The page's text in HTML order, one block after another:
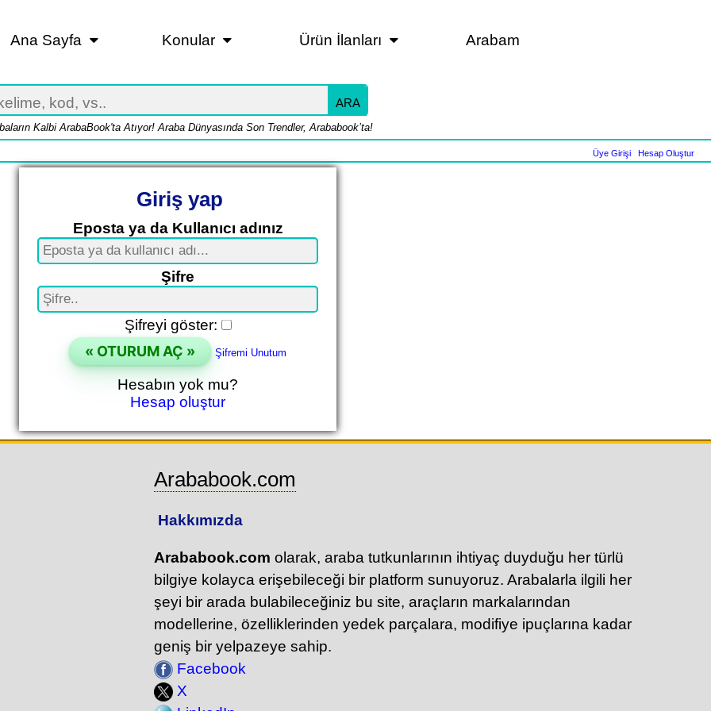
Ana Sayfa Konular Ürün İlanları Arabam
ARA
Kalbi ArabaBook'ta Atıyor! Araba Dünyasında Son Trendler, Arababook’ta!
Üye Girişi| Hesap Oluştur
Giriş yap
Eposta ya da Kullanıcı adınız
Şifre
Şifreyi göster:
Şifremi Unutum
Hesabın yok mu?
Hesap oluştur
Arababook.com
Hakkımızda
Arababook.com olarak, araba tutkunlarının ihtiyaç duyduğu her türlü
bilgiye kolayca erişebileceği bir platform sunuyoruz. Arabalarla ilgili her
şeyi bir arada bulabileceğiniz bu site, araçların markalarından
modellerine, özelliklerinden yedek parçalara, modifiye ipuçlarına kadar
geniş bir yelpazeye sahip.
Facebook
X